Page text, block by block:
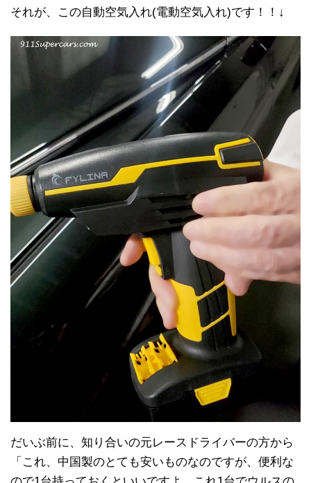
それが、この自動空気入れ(電動空気入れ)です！！↓
だいぶ前に、知り合いの元レースドライバーの方から
「これ、中国製のとても安いものなのですが、便利な